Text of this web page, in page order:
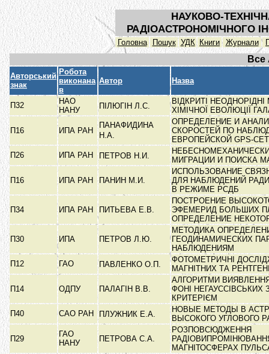
НАУКОВО-
РАДІОАСТРОНОМІЧНОГО
Головна Пошук УДК Книги Журнали
Все
Авторський
знак
Робота
виконана
в
Автор Назва
П32
НАО
НАНУ
ПІЛЮГІН Л.С.
ВІДКРИТІ
ХІМІЧНОЇ ЕВОЛЮЦІЇ
П16 ИПА РАН
ПАНАФИДИНА
Н.А.
ОПРЕДЕЛЕНИЕ И
СКОРОСТЕЙ ПО
ЕВРОПЕЙСКОЙ GPS-
П26
ИПА РАН ПЕТРОВ Н.И.
МИГРАЦИИ И ПОИСКА
П16 ИПА РАН ПАНИН М.И.
ИСПОЛЬЗОВАНИЕ
ДЛЯ НАБЛЮДЕНИЙ
В РЕЖИМЕ РСДБ
П34 ИПА РАН ПИТЬЕВА Е.В.
ПОСТРОЕНИЕ
ЭФЕМЕРИД БОЛЬШИХ
ОПРЕДЕЛЕНИЕ
П30 ИПА ПЕТРОВ Л.Ю.
МЕТОДИКА
ГЕОДИНАМИЧЕСКИХ
НАБЛЮДЕНИЯМ
П12
ГАО ПАВЛЕНКО О.П.
ФОТОМЕТРИЧНІ
МАГНІТНИХ ТА
П14 ОДПУ ПАЛАГІН В.В.
АЛГОРИТМИ
ФОНІ НЕГАУССІВСЬКИХ
КРИТЕРІЄМ
П40
САО РАН ПЛУЖНИК Е.А.
НОВЫЕ МЕТОДЫ В
ВЫСОКОГО УГЛОВОГО
П29
ГАО
НАНУ
ПЕТРОВА С.А.
РОЗПОВСЮДЖЕННЯ
МАГНІТОСФЕРАХ